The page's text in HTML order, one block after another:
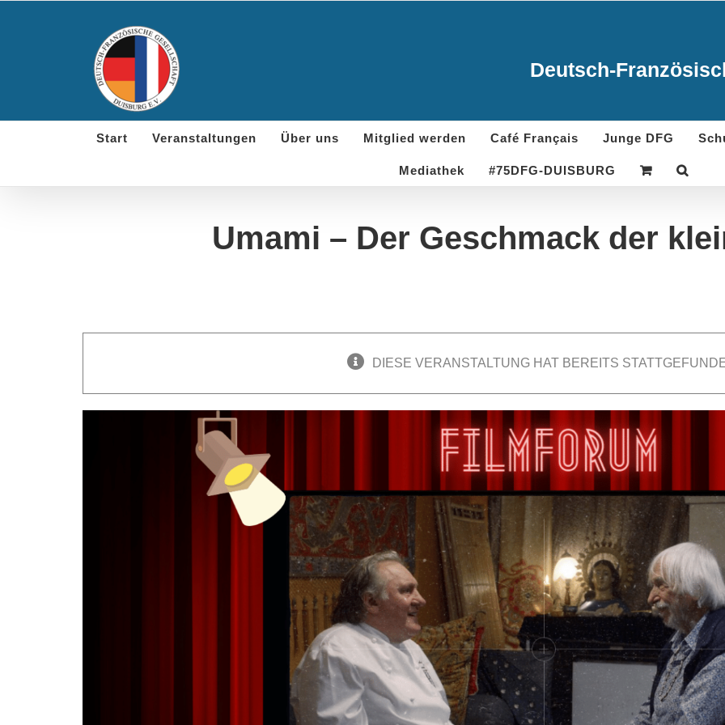
Deutsch-
Start Veranstaltungen Über uns Mitglied werden Café Français Junge DFG
Mediathek #75DFG-DUISBURG
Umami – Der Geschmack der
DIESE VERANSTALTUNG HAT BEREITS